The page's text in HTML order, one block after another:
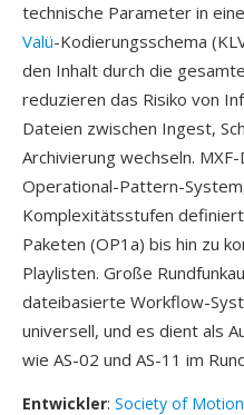
technische Parameter in
Valü-Kodierungsschema
den Inhalt durch die
reduzieren das Risiko von
Dateien zwischen Ingest,
Archivierung wechseln.
Operational-Pattern-
Komplexitätsstufen
Paketen (OP1a) bis hin zu
Playlisten. Große
dateibasierte Workflow-
universell, und es dient als
wie AS-02 und AS-11 im
Entwickler: Society of